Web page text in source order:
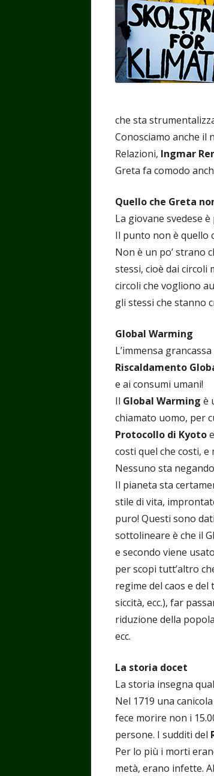
che sta
Conosciamo anche il
Relazioni, Ingmar
Greta fa comodo
Quello che Greta
La giovane svedese
Il punto non è quello
Non è un po’ strano
stessi, cioè dai
circoli che vogliono
gli stessi che stanno
Global Warming
L’immensa
Riscaldamento
e ai consumi umani!
Il Global Warming è
chiamato uomo, per
Protocollo di Kyoto
costi quel che costi, e
Nessuno sta
Il pianeta sta
stile di vita,
puro! Questi sono
sottolineare è che il
e secondo viene
per scopi tutt’altro
regime del caos e
siccità, ecc.), far
riduzione della
ecc.
La storia docet
La storia insegna
Nel 1719 una
fece morire non i
persone. I sudditi del
Per lo più i morti
metà, erano infette.